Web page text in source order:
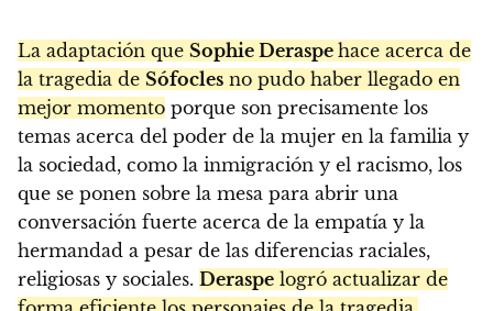
La adaptación que Sophie Deraspe hace acerca de
la tragedia de Sófocles no pudo haber llegado en
mejor momento porque son precisamente los
temas acerca del poder de la mujer en la familia y
la sociedad, como la inmigración y el racismo, los
que se ponen sobre la mesa para abrir una
conversación fuerte acerca de la empatía y la
hermandad a pesar de las diferencias raciales,
religiosas y sociales. Deraspe logró actualizar de